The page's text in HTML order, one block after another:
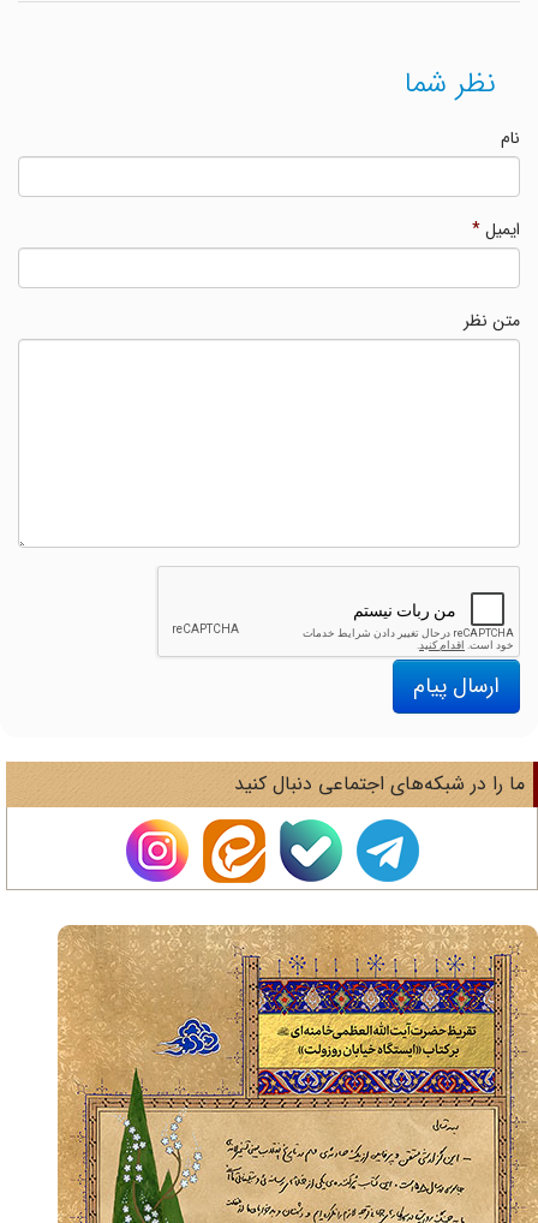
نظر شما
ایمیل*
متن نظر
ارسال پیام
را در شبکه‌های اجتماعی دنبال کنید